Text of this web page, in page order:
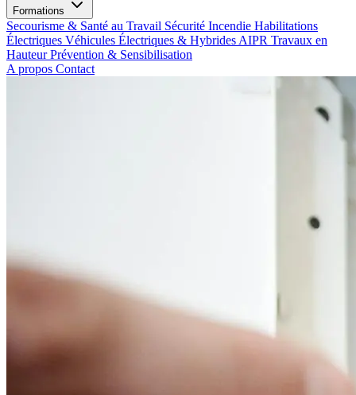
Formations
Secourisme & Santé au Travail Sécurité Incendie Habilitations
Électriques Véhicules Électriques & Hybrides AIPR Travaux en
HauteurPrévention & Sensibilisation
A propos Contact